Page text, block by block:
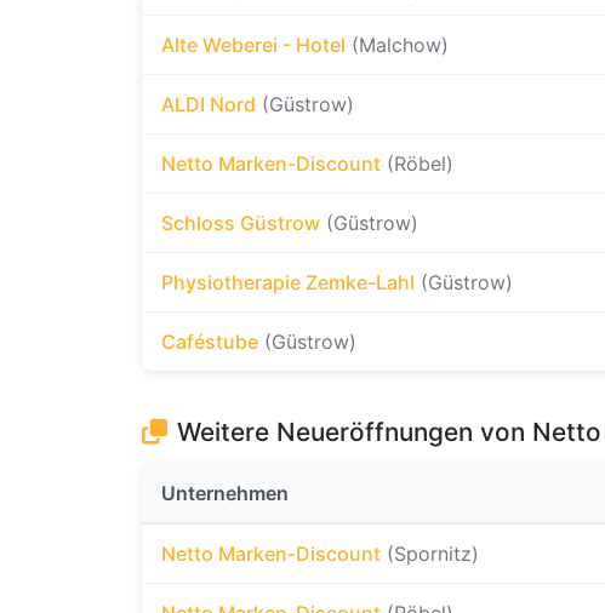
Alte Weberei - Hotel (Malchow)
ALDI Nord (Güstrow)
Netto Marken-Discount (Röbel)
Schloss Güstrow (Güstrow)
Physiotherapie Zemke-Lahl (Güstrow)
Caféstube (Güstrow)
Weitere Neueröffnungen von
Unternehmen
Netto Marken-Discount (Spornitz)